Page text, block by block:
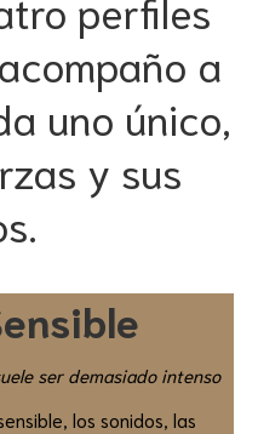
a
uno único,
y sus
ser demasiado intenso
los sonidos, las